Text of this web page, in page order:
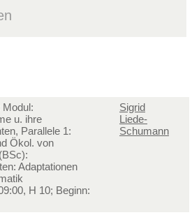
Modul:
u. ihre
Parallele 1:
Ökol. von
Adaptationen
H 10; Beginn:
Sigrid
Liede-
Schumann